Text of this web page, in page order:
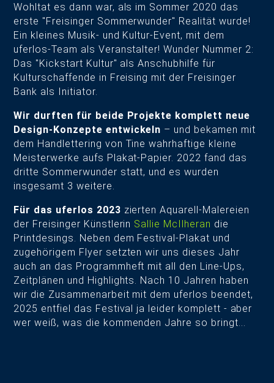
Wohltat es dann war, als im Sommer 2020 das
erste "Freisinger Sommerwunder" Realität wurde!
Ein kleines Musik- und Kultur-Event, mit dem
uferlos-Team als Veranstalter! Wunder Nummer 2:
Das "Kickstart Kultur" als Anschubhilfe für
Kulturschaffende in Freising mit der Freisinger
Bank als Initiator.
Wir durften für beide Projekte komplett neue
Design-Konzepte entwickeln – und bekamen mit
dem Handlettering von Tine wahrhaftige kleine
Meisterwerke aufs Plakat-Papier. 2022 fand das
dritte Sommerwunder statt, und es wurden
insgesamt 3 weitere.
Für das uferlos 2023 zierten Aquarell-Malereien
der Freisinger Künstlerin Sallie McIlheran die
Printdesings. Neben dem Festival-Plakat und
zugehörigem Flyer setzten wir uns dieses Jahr
auch an das Programmheft mit all den Line-Ups,
Zeitplänen und Highlights. Nach 10 Jahren haben
wir die Zusammenarbeit mit dem uferlos beendet,
2025 entfiel das Festival ja leider komplett - aber
wer weiß, was die kommenden Jahre so bringt...